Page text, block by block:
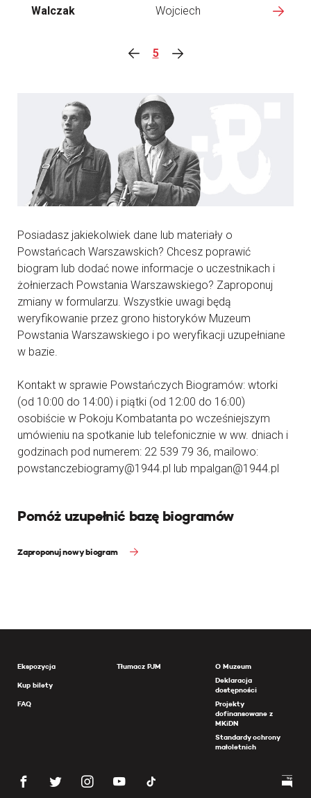
Walczak Wojciech
5
Posiadasz jakiekolwiek dane lub materiały o
Powstańcach Warszawskich? Chcesz poprawić
biogram lub dodać nowe informacje o uczestnikach i
żołnierzach Powstania Warszawskiego? Zaproponuj
zmiany w formularzu. Wszystkie uwagi będą
weryfikowanie przez grono historyków Muzeum
Powstania Warszawskiego i po weryfikacji uzupełniane
w bazie.
Kontakt w sprawie Powstańczych Biogramów: wtorki
(od 10:00 do 14:00) i piątki (od 12:00 do 16:00)
osobiście w Pokoju Kombatanta po wcześniejszym
umówieniu na spotkanie lub telefonicznie w ww. dniach i
godzinach pod numerem: 22 539 79 36, mailowo:
powstanczebiogramy@1944.pl lub mpalgan@1944.pl
Pomóż uzupełnić bazę biogramów
Zaproponuj nowy biogram
Ekspozycja
Kup bilety
FAQ
Tłumacz PJM
O Muzeum
Deklaracja
dostępności
Projekty
dofinansowane z
MKiDN
Standardy ochrony
małoletnich